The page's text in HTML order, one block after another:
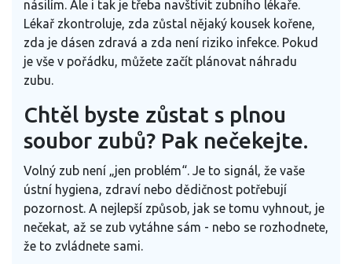
násilím. Ale i tak je třeba navštívit zubního lékaře.
Lékař zkontroluje, zda zůstal nějaký kousek kořene,
zda je dásen zdravá a zda není riziko infekce. Pokud
je vše v pořádku, můžete začít plánovat náhradu
zubu.
Chtěl byste zůstat s plnou
soubor zubů? Pak nečekejte.
Volný zub není „jen problém“. Je to signál, že vaše
ústní hygiena, zdraví nebo dědičnost potřebují
pozornost. A nejlepší způsob, jak se tomu vyhnout, je
nečekat, až se zub vytáhne sám - nebo se rozhodnete,
že to zvládnete sami.